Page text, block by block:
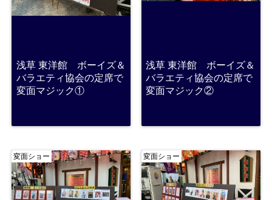
浅草 東洋館 ボーイズ＆
バラエティ協会の定席で
変面マジック①
浅草 東洋館 ボーイズ＆
バラエティ協会の定席で
変面マジック②
変面ショー 変面ショー